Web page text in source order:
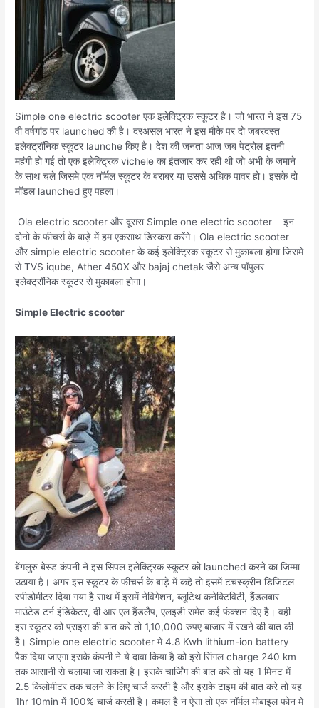
Simple one electric scooter एक इलेक्ट्रिक स्कूटर है। जो भारत ने इस 75
वी वर्षगांठ पर launched की है। दरअसल भारत ने इस मौके पर दो जबरदस्त
इलेक्ट्रॉनिक स्कूटर launche किए है। देश की जनता आज जब पेट्रोल इतनी
महंगी हो गई तो एक इलेक्ट्रिक vichele का इंतजार कर रही थी जो अभी के जमाने
के साथ चले जिसमे एक नॉर्मल स्कूटर के बराबर या उससे अधिक पावर हो। इसके दो
मॉडल launched हुए पहला।
Ola electric scooter और दूसरा Simple one electric scooter इन
दोनो के फीचर्स के बाड़े में हम एकसाथ डिस्कस करेंगे। Ola electric scooter
और simple electric scooter के कई इलेक्ट्रिक स्कूटर से मुकाबला होगा जिसमे
से TVS iqube, Ather 450X और bajaj chetak जैसे अन्य पॉपुलर
इलेक्ट्रॉनिक स्कूटर से मुकाबला होगा।
Simple Electric scooter
बेंगलुरु बेस्ड कंपनी ने इस सिंपल इलेक्ट्रिक स्कूटर को launched करने का जिम्मा
उठाया है। अगर इस स्कूटर के फीचर्स के बाड़े में कहे तो इसमें टचस्क्रीन डिजिटल
स्पीडोमीटर दिया गया है साथ में इसमें नेविगेशन, ब्लूटिथ कनेक्टिविटी, हैंडलबार
माउंटेड टर्न इंडिकेटर, दी आर एल हैंडलैप, एलइडी समेत कई फंक्शन दिए है। वही
इस स्कूटर को प्राइस की बात करे तो 1,10,000 रुपए बाजार में रखने की बात की
है। Simple one electric scooter मे 4.8 Kwh lithium-ion battery
पैक दिया जाएगा इसके कंपनी ने ये दावा किया है को इसे सिंगल charge 240 km
तक आसानी से चलाया जा सकता है। इसके चार्जिंग की बात करे तो यह 1 मिनट में
2.5 किलोमीटर तक चलने के लिए चार्ज करती है और इसके टाइम की बात करे तो यह
1hr 10min में 100% चार्ज करती है। कमल है न ऐसा तो एक नॉर्मल मोबाइल फोन मे